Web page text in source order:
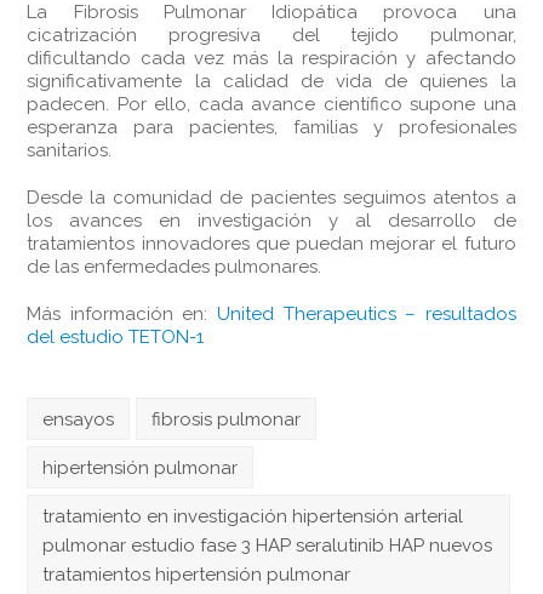
La Fibrosis Pulmonar Idiopática provoca una
cicatrización progresiva del tejido pulmonar,
dificultando cada vez más la respiración y afectando
significativamente la calidad de vida de quienes la
padecen. Por ello, cada avance científico supone una
esperanza para pacientes, familias y profesionales
sanitarios.
Desde la comunidad de pacientes seguimos atentos a
los avances en investigación y al desarrollo de
tratamientos innovadores que puedan mejorar el futuro
de las enfermedades pulmonares.
Más información en: United Therapeutics – resultados
del estudio TETON-1
ensayos fibrosis pulmonar
hipertensión pulmonar
tratamiento en investigación hipertensión arterial
pulmonar estudio fase 3 HAP seralutinib HAP nuevos
tratamientos hipertensión pulmonar